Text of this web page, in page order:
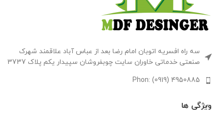
سه راه افسریه اتوبان امام رضا بعد از عباس آباد علاقمند شهرک
صنعتی خدماتی خاوران سایت چوبفروشان سپیدار یکم پلاک 3737
Phon: (0919) 4950885
ویژگی ها